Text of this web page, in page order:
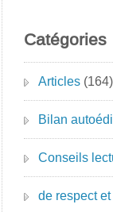
Catégories
Articles (164)
Bilan
Conseils
de respect